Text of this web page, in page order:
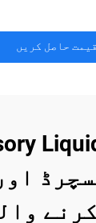
قیمت حاصل کریں